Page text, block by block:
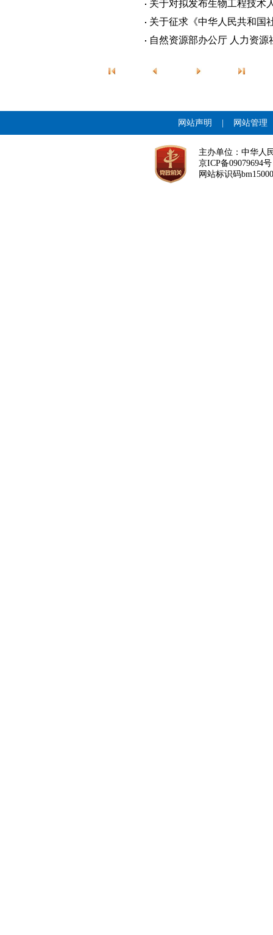
关于对拟发布生物工程技术
关于征求《中华人民共和国
自然资源部办公厅 人力资